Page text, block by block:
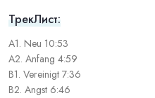
ТрекЛист:
A1. Neu 10:53
A2. Anfang 4:59
B1. Vereinigt 7:36
B2. Angst 6:46